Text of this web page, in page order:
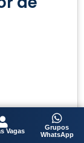
Vagas
Grupos
WhatsApp